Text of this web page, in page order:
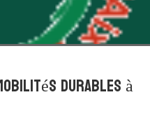
durables à